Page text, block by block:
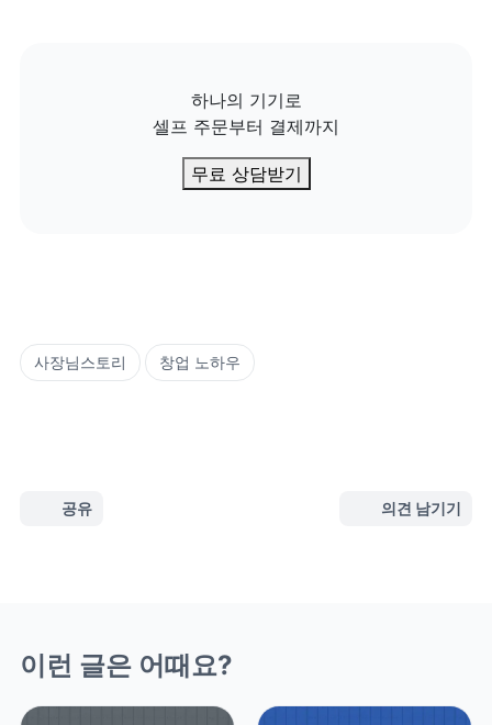
하나의 기기로
셀프 주문부터 결제까지
무료 상담받기
사장님스토리 창업 노하우
공유 의견 남기기
이런 글은 어때요?